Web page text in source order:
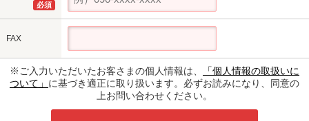
必須
FAX
※ご入力いただいたお客さまの個人情報は、
「個人情報の取扱いに
ついて」 に基づき適正に取り扱います。必ずお読みになり、同意の
上お問い合わせください。